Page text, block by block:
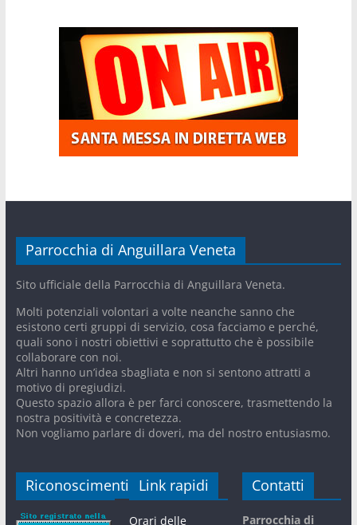
Parrocchia di Anguillara Veneta
Sito ufficiale della Parrocchia di Anguillara Veneta.
Molti potenziali volontari a volte neanche sanno che
esistono certi gruppi di servizio, cosa facciamo e perché,
quali sono i nostri obiettivi e soprattutto che è possibile
collaborare con noi.
Altri hanno un’idea sbagliata e non si sentono attratti a
motivo di pregiudizi.
Questo spazio allora è per farci conoscere, trasmettendo la
nostra positività e concretezza.
Non vogliamo parlare di doveri, ma del nostro entusiasmo.
Riconoscimenti Link rapidi
Orari delle
Contatti
Parrocchia di